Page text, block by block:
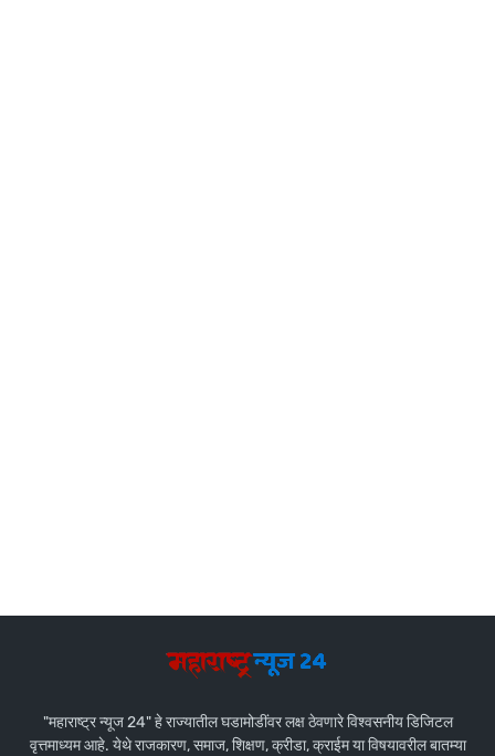
"महाराष्ट्र न्यूज 24" हे राज्यातील घडामोडींवर लक्ष ठेवणारे विश्वसनीय डिजिटल
वृत्तमाध्यम आहे. येथे राजकारण, समाज, शिक्षण, क्रीडा, क्राईम या विषयावरील बातम्या